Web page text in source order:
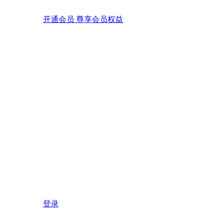
开通会员 尊享会员权益
登录